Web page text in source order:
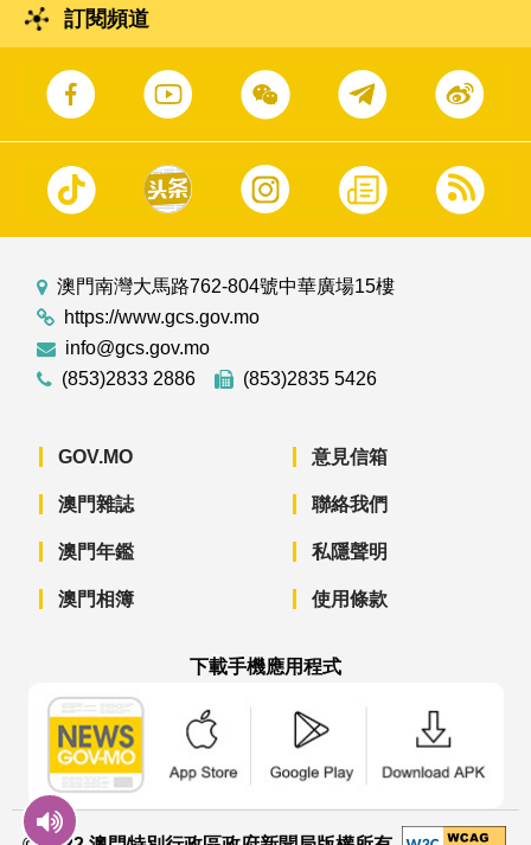
訂閱頻道
澳門南灣大馬路762-804號中華廣場15樓
https://www.gcs.gov.mo
info@gcs.gov.mo
(853)2833 2886
(853)2835 5426
GOV.MO
澳門雜誌
澳門年鑑
澳門相簿
意見信箱
聯絡我們
私隱聲明
使用條款
下載手機應用程式